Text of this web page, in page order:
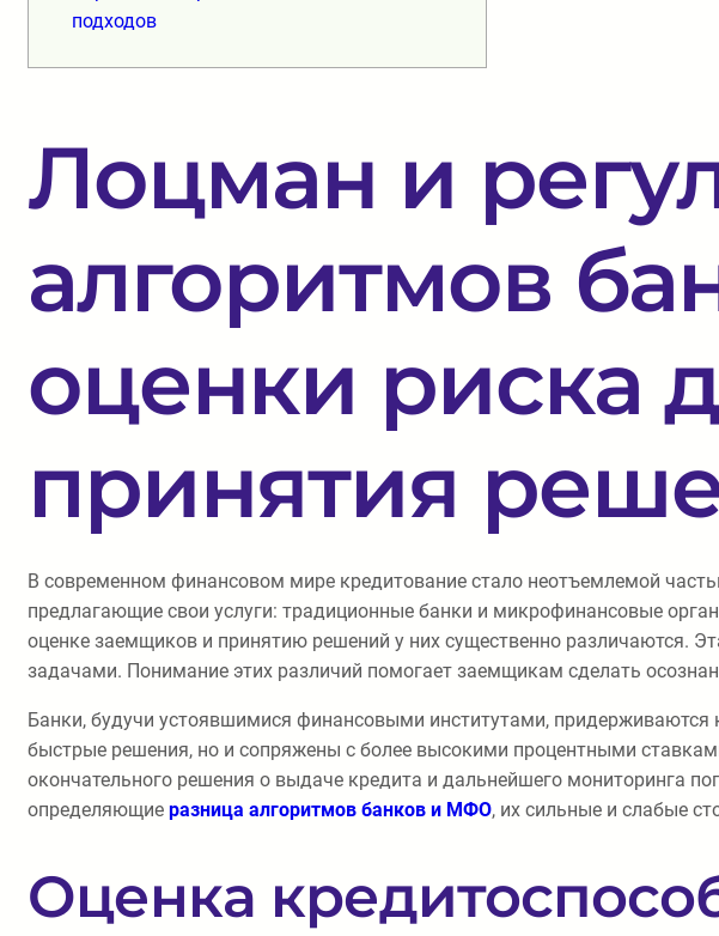
подходов
Лоцман и
алгоритмов
оценки риска
принятия
В современном финансовом мире кредитование стало неотъемлемой
предлагающие свои услуги: традиционные банки и микрофинансовые
оценке заемщиков и принятию решений у них существенно различаются.
задачами. Понимание этих различий помогает заемщикам сделать
Банки, будучи устоявшимися финансовыми институтами, придерживаются
быстрые решения, но и сопряжены с более высокими процентными
окончательного решения о выдаче кредита и дальнейшего мониторинга
определяющие разница алгоритмов банков и МФО, их сильные и слабые
Оценка